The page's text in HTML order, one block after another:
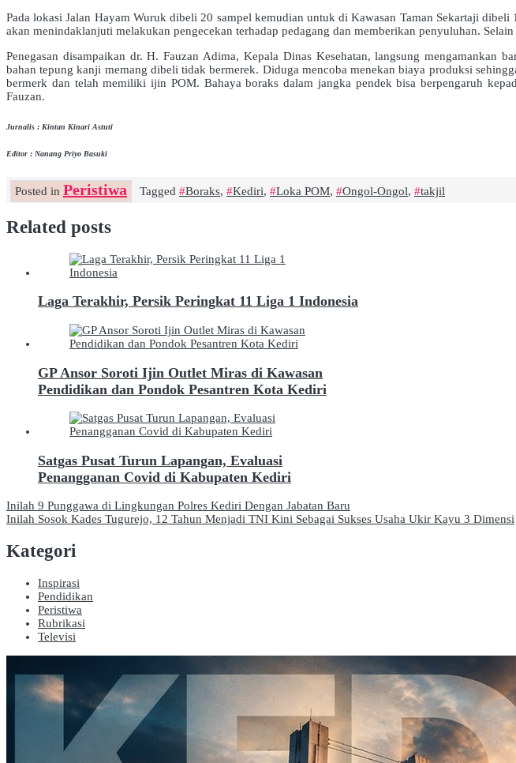
Pada lokasi Jalan Hayam Wuruk dibeli 20 sampel kemudian untuk di Kawasan Taman Sekartaji
akan menindaklanjuti melakukan pengecekan terhadap pedagang dan memberikan penyuluhan.
Penegasan disampaikan dr. H. Fauzan Adima, Kepala Dinas Kesehatan, langsung mengamankan
bahan tepung kanji memang dibeli tidak bermerek. Diduga mencoba menekan biaya produksi
bermerk dan telah memiliki ijin POM. Bahaya boraks dalam jangka pendek bisa berpengaruh
Fauzan.
Jurnalis : Kintan Kinari Astuti
Editor : Nanang Priyo Basuki
Posted in Peristiwa Tagged Boraks, Kediri, Loka POM, Ongol-Ongol, takjil
Related posts
Laga Terakhir, Persik Peringkat 11 Liga 1 Indonesia
GP Ansor Soroti Ijin Outlet Miras di Kawasan
Pendidikan dan Pondok Pesantren Kota Kediri
Satgas Pusat Turun Lapangan, Evaluasi
Penangganan Covid di Kabupaten Kediri
Navigasi
pos
Inilah 9 Punggawa di Lingkungan Polres Kediri Dengan Jabatan Baru
Inilah Sosok Kades Tugurejo, 12 Tahun Menjadi TNI Kini Sebagai Sukses Usaha Ukir Kayu 3 Dimensi
Kategori
Inspirasi
Pendidikan
Peristiwa
Rubrikasi
Televisi